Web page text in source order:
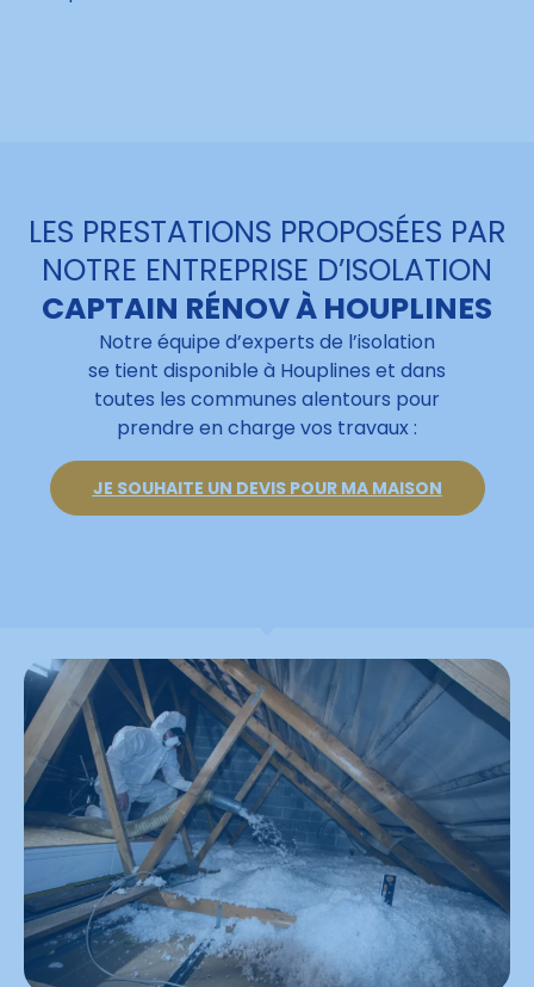
LES PRESTATIONS PROPOSÉES PAR
NOTRE ENTREPRISE D’ISOLATION
CAPTAIN RÉNOV À HOUPLINES
Notre équipe d’experts de l’isolation
se tient disponible à Houplines et dans
toutes les communes alentours pour
prendre en charge vos travaux :
JE SOUHAITE UN DEVIS POUR MA MAISON